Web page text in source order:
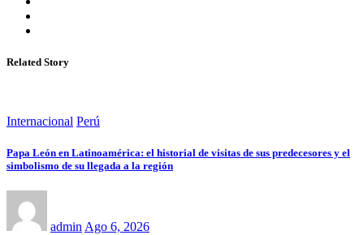
Related Story
Internacional Perú
Papa León en Latinoamérica: el historial de visitas de sus predecesores y el
simbolismo de su llegada a la región
admin Ago 6, 2026